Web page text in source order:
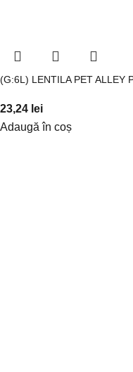
(G:6L) LENTILA PET ALLEY
23,24 lei
Adaugă în coș